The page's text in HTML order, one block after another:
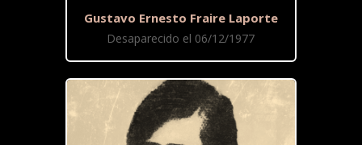
Gustavo Ernesto Fraire Laporte
Desaparecido el 06/12/1977